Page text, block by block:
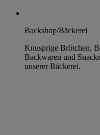
Backshop/Bäckerei
Knusprige Brötchen,
Backwaren und
unserer Bäckerei.